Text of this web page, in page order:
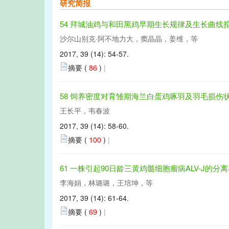
研究简报
54 拜城油鸡与和田黑鸡早期生长规律及生长曲线
沙尔山别克·阿不地力大，窦晶晶，姜维，等
2017, 39 (14): 54-57.
摘要 ( 86 ) |
58 饲养密度对育雏期海兰白蛋鸡啄羽及羽毛损伤
王长平，韦春波
2017, 39 (14): 58-60.
摘要 ( 100 ) |
61 一株引起90日龄三黄鸡髓细胞瘤病ALV-J的分
李海娟，林璐璐，王培坤，等
2017, 39 (14): 61-64.
摘要 ( 69 ) |